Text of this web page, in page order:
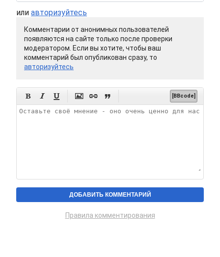
или авторизуйтесь
Комментарии от анонимных пользователей
появляются на сайте только после проверки
модератором. Если вы хотите, чтобы ваш
комментарий был опубликован сразу, то
авторизуйтесь
      [BBcode]
Правила комментирования